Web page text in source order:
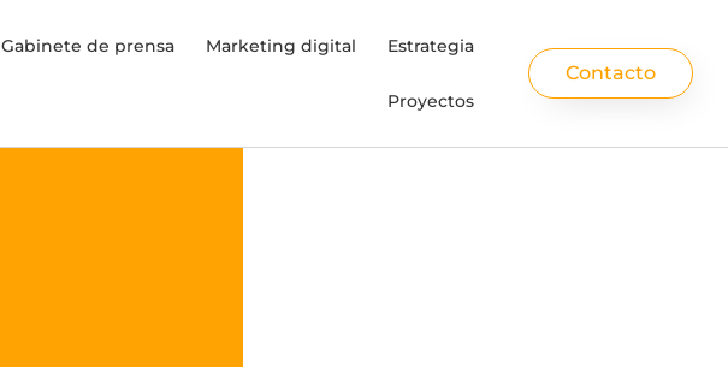
Gabinete de prensa Marketing digital Estrategia
Proyectos
Contacto